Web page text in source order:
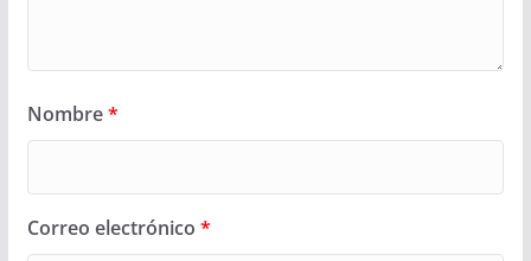
Nombre*
Correo electrónico *